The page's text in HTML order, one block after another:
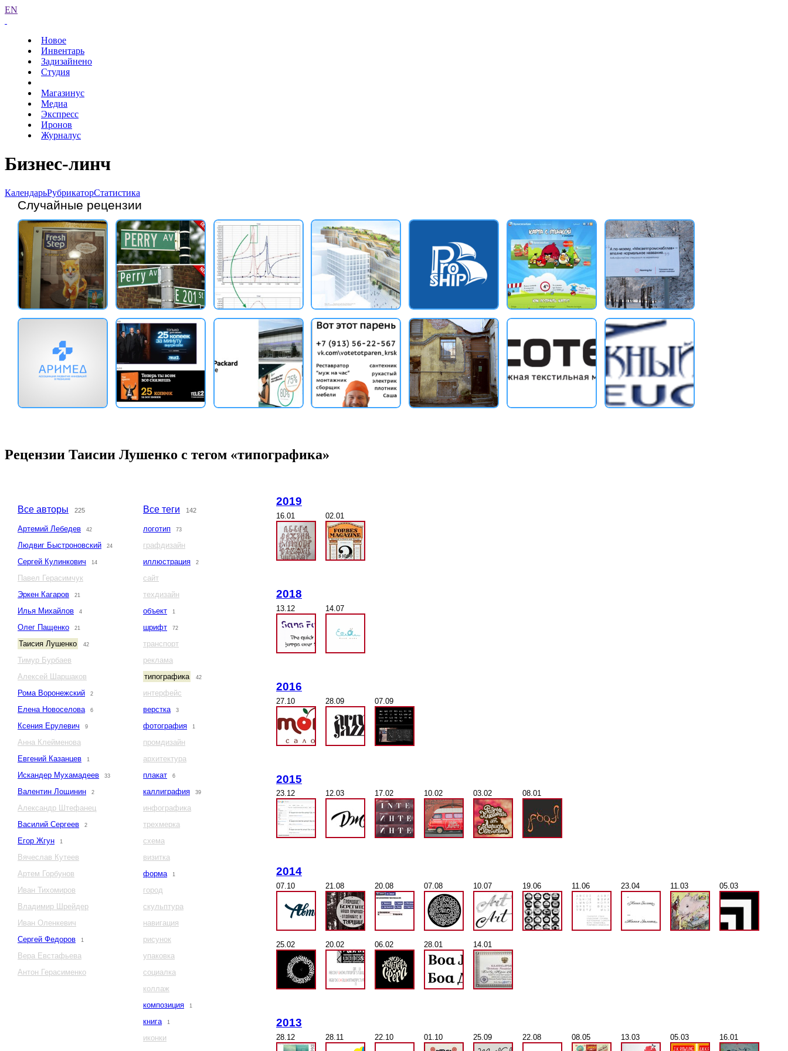
EN
Новое
Инвентарь
Задизайнено
Студия
Магазинус
Медиа
Экспресс
Иронов
Журналус
Бизнес-линч
КалендарьРубрикаторСтатистика
Случайные рецензии
Рецензии Таисии Лушенко с тегом «типографика»
Все авторы 225
Артемий Лебедев 42
Людвиг Быстроновский 24
Сергей Кулинкович 14
Павел Герасимчук
Эркен Кагаров
21
Илья Михайлов 4
Олег Пащенко 21
Таисия Лушенко 42
Тимур Бурбаев
Алексей Шаршаков
Рома Воронежский
2
Елена Новоселова 6
Ксения Ерулевич 9
Анна Клейменова
Евгений Казанцев
1
Искандер Мухамадеев 33
Валентин Лощинин 2
Александр Штефанец
Василий Сергеев
2
Егор Жгун 1
Вячеслав Кутеев
Артем Горбунов
Иван Тихомиров
Владимир Шрейдер
Иван Оленкевич
Сергей Федоров
1
Вера Евстафьева
Антон Герасименко
Все теги 142
логотип 73
графдизайн
иллюстрация
2
сайт
техдизайн
объект
1
шрифт 72
транспорт
реклама
типографика
42
интерфейс
верстка
3
фотография 1
промдизайн
архитектура
плакат
6
каллиграфия 39
инфографика
трехмерка
схема
визитка
форма
1
город
скульптура
навигация
рисунок
упаковка
социалка
коллаж
композиция
1
книга 1
иконки
2019
16.01 02.01
2018
13.12 14.07
2016
27.10 28.09 07.09
2015
23.12 12.03 17.02 10.02 03.02 08.01
2014
07.10 21.08 20.08 07.08 10.07 19.06 11.06 23.04 11.03 05.03
25.02 20.02 06.02 28.01 14.01
2013
28.12 28.11 22.10 01.10 25.09 22.08 08.05 13.03 05.03 16.01